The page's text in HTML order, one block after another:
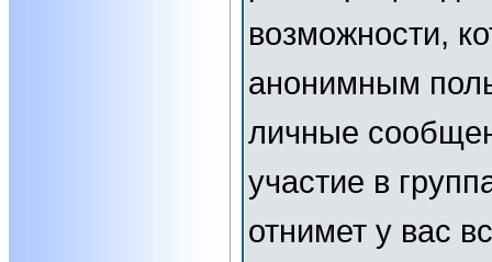
возможности,
анонимным
личные
участие в
отнимет у вас